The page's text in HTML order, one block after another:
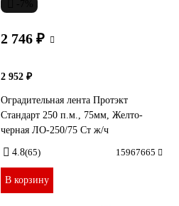
2 746 ₽
2 952 ₽
Оградительная лента Протэкт
Стандарт 250 п.м., 75мм, Желто-
черная ЛО-250/75 Ст ж/ч
4.8(65) 15967665
В корзину